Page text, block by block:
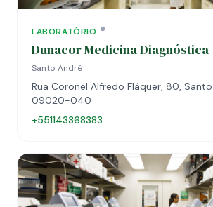
LABORATÓRIO
Dunacor Medicina Diagnóstica
Santo André
Rua Coronel Alfredo Fláquer, 80, Santo
09020-040
+551143368383